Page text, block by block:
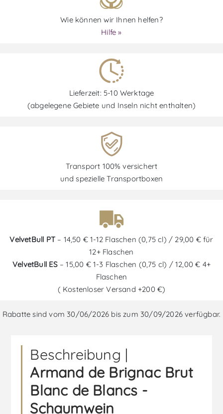
Wie können wir Ihnen helfen?
Hilfe »
Lieferzeit: 5-10 Werktage
(abgelegene Gebiete und Inseln nicht enthalten)
Transport 100% versichert
und spezielle Transportboxen
VelvetBull PT – 14,50 € 1-12 Flaschen (0,75 cl) / 29,00 € für
12+ Flaschen
VelvetBull ES– 15,00 € 1-3 Flaschen (0,75 cl) / 12,00 € 4+
Flaschen
( Kostenloser Versand +200 €)
Rabatte sind vom 30/06/2026 bis zum 30/09/2026 verfügbar.
Beschreibung |
Armand de Brignac Brut
Blanc de Blancs -
Schaumwein